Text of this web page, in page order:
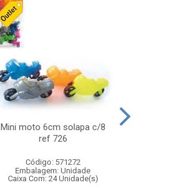
Mini moto 6cm solapa c/8
ref 726
Código: 571272
Embalagem: Unidade
Caixa Com: 24 Unidade(s)